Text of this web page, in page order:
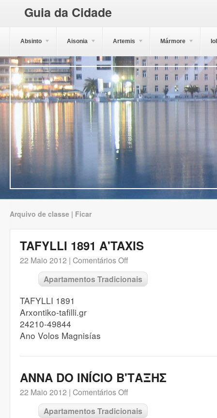
Guia da Cidade
Absinto Aisonia Artemis Mármore
Arquivo de classe | Ficar
TAFYLLI 1891 A'TAXIS
22 Maio 2012 | Comentários Off
Apartamentos Tradicionais
TAFYLLI 1891
Arxontiko-tafilli.gr
24210-49844
Ano Volos Magnisías
ANNA DO INÍCIO B'ΤΑΞΗΣ
22 Maio 2012 | Comentários Off
Apartamentos Tradicionais